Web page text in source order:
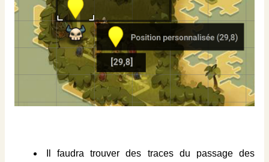
Il faudra trouver des traces du passage des